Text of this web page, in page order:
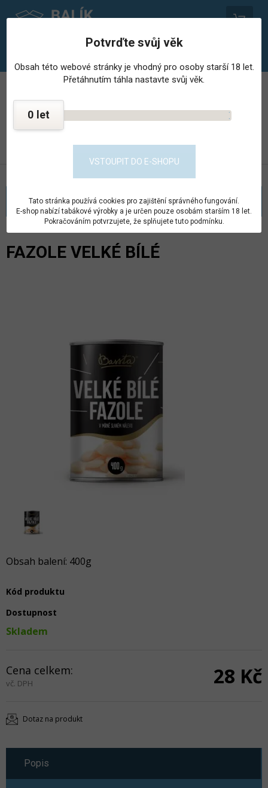
PROVOZOVNA STŘEDISKA HOSPODÁŘSKÉ ČINNNOSTI
KONTAKT
KATEGORIE
FAZOLE VELKÉ BÍLÉ
Obsah balení: 400g
Kód produktu
Dostupnost
Skladem
Cena celkem:
vč. DPH 28 Kč
Dotaz na produkt
Popis
Potvrďte svůj věk
Obsah této webové stránky je vhodný pro osoby starší 18 let.
Přetáhnutím táhla nastavte svůj věk.
0
VSTOUPIT DO E-SHOPU
Tato stránka používá cookies pro zajištění správného fungování.
E-shop nabízí tabákové výrobky a je určen pouze osobám starším 18 let.
Pokračováním potvrzujete, že splňujete tuto podmínku.